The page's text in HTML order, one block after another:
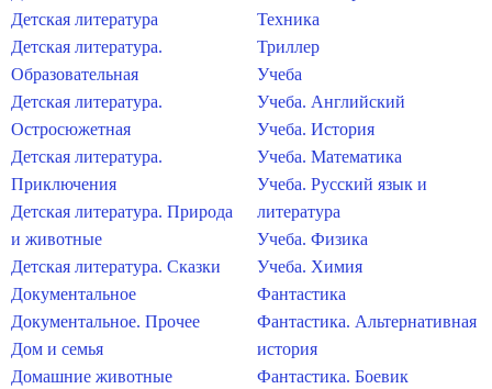
Детская литература
Детская литература.
Образовательная
Детская литература.
Остросюжетная
Детская литература.
Приключения
Детская литература. Природа
и животные
Детская литература. Сказки
Документальное
Документальное. Прочее
Дом и семья
Домашние животные
Техника
Триллер
Учеба
Учеба. Английский
Учеба. История
Учеба. Математика
Учеба. Русский язык и
литература
Учеба. Физика
Учеба. Химия
Фантастика
Фантастика. Альтернативная
история
Фантастика. Боевик